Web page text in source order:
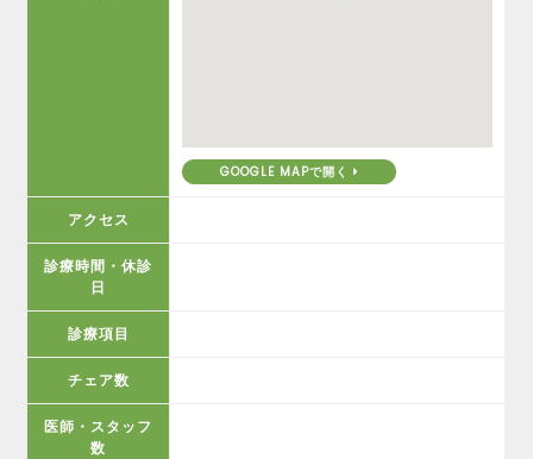
GOOGLE MAPで開く
アクセス
診療時間・休診
日
診療項目
チェア数
医師・スタッフ
数